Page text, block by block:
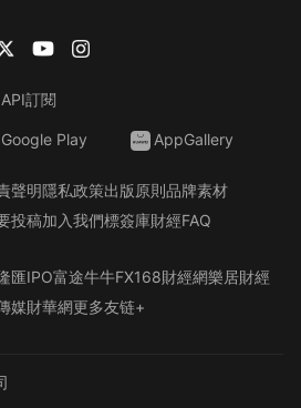
API訂閱
Google Play AppGallery
聲明隱私政策出版原則品牌素材
投稿加入我們標簽庫財經FAQ
匯IPO富途牛牛FX168財經網樂居財經
媒財華網更多友链+